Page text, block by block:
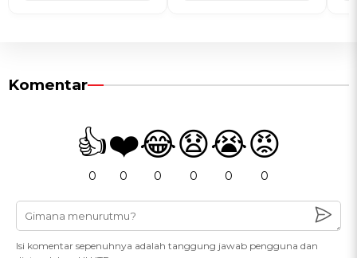
Komentar
👍
0
❤️
0
😂
0
😧
0
😭
0
😡
0
Isi komentar sepenuhnya adalah tanggung jawab pengguna dan